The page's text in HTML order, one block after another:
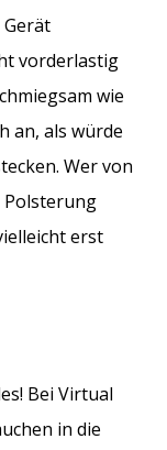
vorderlastig
wie
an, als würde
Wer von
Polsterung
erst
Bei Virtual
in die